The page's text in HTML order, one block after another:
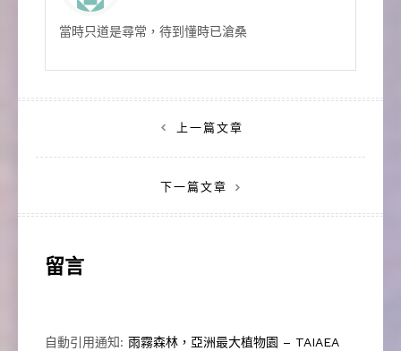
當時只道是尋常，待到懂時已滄桑
章
上一篇文章
下一篇文章
留言
自動引用通知: 雨霧森林，亞洲最大植物園 – TAIAEA